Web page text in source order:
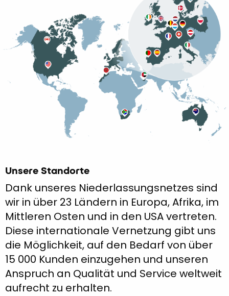
Unsere Standorte
Dank unseres Niederlassungsnetzes sind
wir in über 23 Ländern in Europa, Afrika, im
Mittleren Osten und in den USA vertreten.
Diese internationale Vernetzung gibt uns
die Möglichkeit, auf den Bedarf von über
15 000 Kunden einzugehen und unseren
Anspruch an Qualität und Service weltweit
aufrecht zu erhalten.